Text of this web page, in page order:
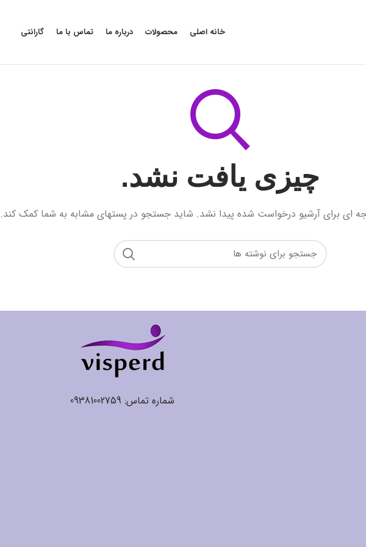
خانه اصلی محصولات درباره ما تماس با ما گارانتی
چیزی یافت نشد.
ای برای آرشیو درخواست شده پیدا نشد. شاید جستجو در پستهای مشابه به شما کمک کند.
شماره تماس: 09381002759